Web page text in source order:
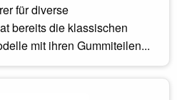
für diverse
bereits die klassischen
mit ihren Gummiteilen...